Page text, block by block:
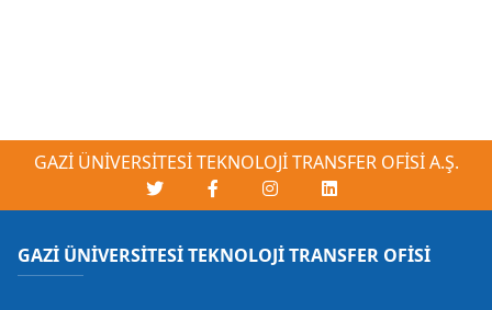
GAZİ ÜNİVERSİTESİ TEKNOLOJİ TRANSFER OFİSİ A.Ş.
GAZİ ÜNİVERSİTESİ TEKNOLOJİ TRANSFER OFİSİ